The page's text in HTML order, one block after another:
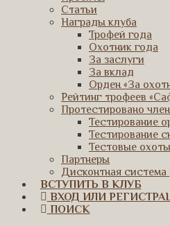
Статьи
Награды клуба
Трофей года
Охотник года
За заслуги
За вклад
Орден «За
Рейтинг трофеев
Протестировано
Тестирование
Тестирование
Тестовые охоты
Партнеры
Дисконтная
ВСТУПИТЬ В КЛУБ
ВХОД ИЛИ
ПОИСК